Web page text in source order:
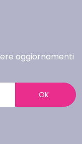
aggiornamenti
OK